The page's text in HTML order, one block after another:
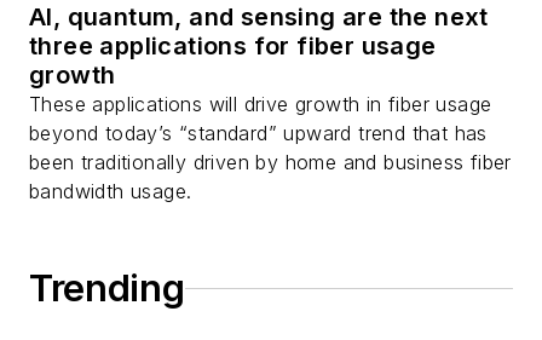
AI, quantum, and sensing are the next
three applications for fiber usage
growth
These applications will drive growth in fiber usage
beyond today’s “standard” upward trend that has
been traditionally driven by home and business fiber
bandwidth usage.
Trending